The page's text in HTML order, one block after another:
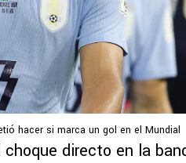
hacer si marca un gol en el Mundial
directo en la